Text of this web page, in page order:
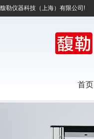
馥勒仪器科技（上海）有限公司!
首页